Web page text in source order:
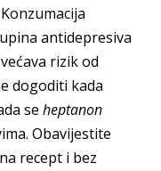
antidepresiva
rizik od
dogoditi kada
se heptanon
Obavijestite
recept i bez